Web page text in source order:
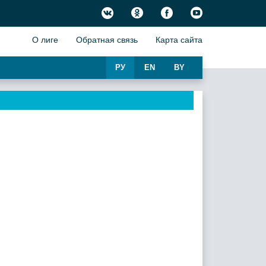
О лиге Обратная связь Карта сайта
BY
EN
РУ